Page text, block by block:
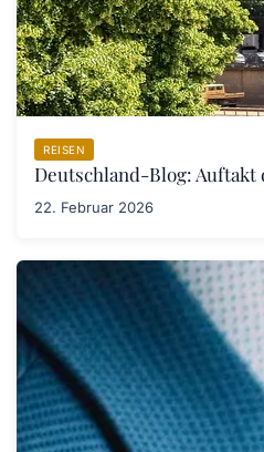
REISEN
Deutschland-Blog:
22. Februar 2026